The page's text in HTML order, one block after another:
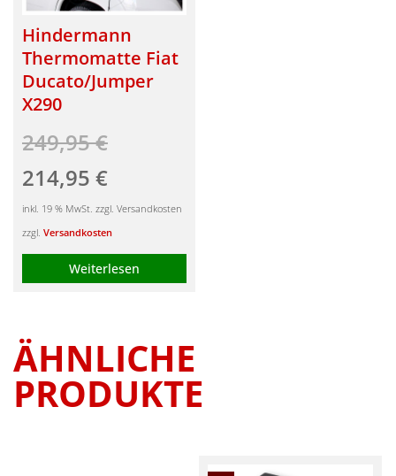
Hindermann
Thermomatte Fiat
Ducato/Jumper
X290
249,95€
Ursprünglicher
war:
249,95 €
214,95 €Aktueller
ist:
214,95 €.
inkl. 19 % MwSt. zzgl. Versandkosten
zzgl. Versandkosten
Weiterlesen
ÄHNLICHE
PRODUKTE